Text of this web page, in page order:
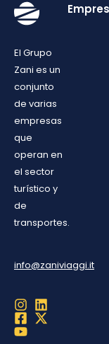
El Grupo
Zani es un
conjunto
de varias
empresas
que
operan en
el sector
turístico y
de
transportes.
info@zaniviaggi.it